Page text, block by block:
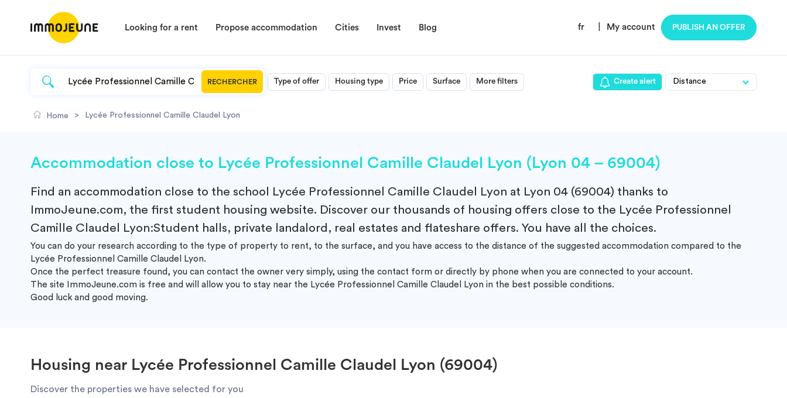
Looking for a rent Propose accommodation Cities Invest Blog fr My account PUBLISH AN OFFER
RECHERCHER Type of offer Housing type Price Surface More filters Create alert
Home > Lycée Professionnel Camille Claudel Lyon
Accommodation close to Lycée Professionnel Camille Claudel Lyon (Lyon 04 – 69004)
Find an accommodation close to the school Lycée Professionnel Camille Claudel Lyon at Lyon 04 (69004) thanks to
ImmoJeune.com, the first student housing website. Discover our thousands of housing offers close to the Lycée Professionnel
Camille Claudel Lyon:Student halls, private landalord, real estates and flateshare offers. You have all the choices.
You can do your research according to the type of property to rent, to the surface, and you have access to the distance of the suggested accommodation compared to the
Lycée Professionnel Camille Claudel Lyon.
Once the perfect treasure found, you can contact the owner very simply, using the contact form or directly by phone when you are connected to your account.
The site ImmoJeune.com is free and will allow you to stay near the Lycée Professionnel Camille Claudel Lyon in the best possible conditions.
Good luck and good moving.
Housing near Lycée Professionnel Camille Claudel Lyon (69004)
Discover the properties we have selected for you